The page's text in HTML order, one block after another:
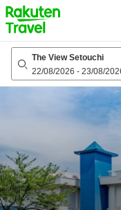
to
top
page
The View Setouchi
22/08/2026 - 23/08/